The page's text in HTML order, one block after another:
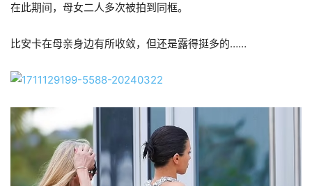
在此期间，母女二人多次被拍到同框。
比安卡在母亲身边有所收敛，但还是露得挺多的……